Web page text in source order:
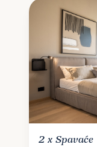
2 x Spavaće